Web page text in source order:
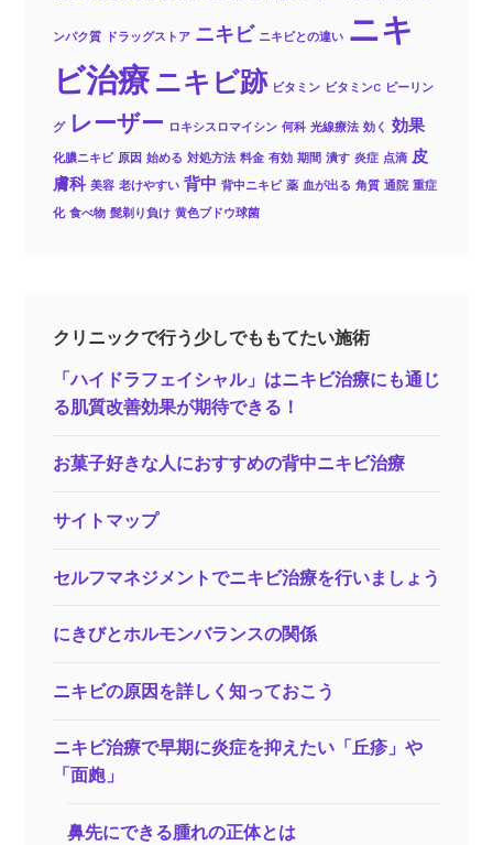
ンパク質 ドラッグストア ニキビ ニキビとの違い ニキ
ビ治療 ニキビ跡 ビタミン ビタミンC ピーリン
グ レーザー ロキシスロマイシン 何科 光線療法 効く 効果
化膿ニキビ 原因 始める 対処方法 料金 有効 期間 潰す 炎症 点滴 皮
膚科 美容 老けやすい 背中 背中ニキビ 薬 血が出る 角質 通院 重症
化 食べ物 髭剃り負け 黄色ブドウ球菌
クリニックで行う少しでももてたい施術
「ハイドラフェイシャル」はニキビ治療にも通じ
る肌質改善効果が期待できる！
お菓子好きな人におすすめの背中ニキビ治療
サイトマップ
セルフマネジメントでニキビ治療を行いましょう
にきびとホルモンバランスの関係
ニキビの原因を詳しく知っておこう
ニキビ治療で早期に炎症を抑えたい「丘疹」や
「面皰」
鼻先にできる腫れの正体とは